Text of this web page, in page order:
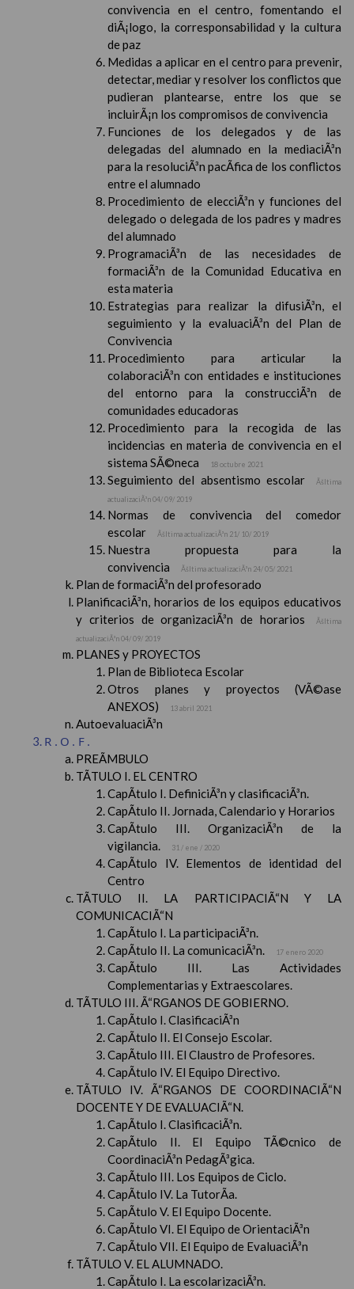
convivencia en el centro, fomentando el
diÃ¡logo, la corresponsabilidad y la cultura
de paz
Medidas a aplicar en el centro para prevenir,
detectar, mediar y resolver los conflictos que
pudieran plantearse, entre los que se
incluirÃ¡n los compromisos de convivencia
Funciones de los delegados y de las
delegadas del alumnado en la mediaciÃ³n
para la resoluciÃ³n pacÃ­fica de los conflictos
entre el alumnado
Procedimiento de elecciÃ³n y funciones del
delegado o delegada de los padres y madres
del alumnado
ProgramaciÃ³n de las necesidades de
formaciÃ³n de la Comunidad Educativa en
esta materia
Estrategias para realizar la difusiÃ³n, el
seguimiento y la evaluaciÃ³n del Plan de
Convivencia
Procedimiento para articular la
colaboraciÃ³n con entidades e instituciones
del entorno para la construcciÃ³n de
comunidades educadoras
Procedimiento para la recogida de las
incidencias en materia de convivencia en el
sistema SÃ©neca
18 octubre 2021
Seguimiento del absentismo escolar
Ãšltima
actualizaciÃ³n 04/ 09/ 2019
Normas de convivencia del comedor
escolar
Ãšltima actualizaciÃ³n 21/ 10/ 2019
Nuestra propuesta para la
convivencia
Ãšltima actualizaciÃ³n 24/ 05/ 2021
Plan de formaciÃ³n del profesorado
PlanificaciÃ³n, horarios de los equipos educativos
y criterios de organizaciÃ³n de horarios
Ãšltima
actualizaciÃ³n 04/ 09/ 2019
PLANES y PROYECTOS
Plan de Biblioteca Escolar
Otros planes y proyectos (VÃ©ase
ANEXOS)
13 abril 2021
AutoevaluaciÃ³n
R.O.F.
PREÃMBULO
TÃTULO I. EL CENTRO
CapÃ­tulo I. DefiniciÃ³n y clasificaciÃ³n.
CapÃ­tulo II. Jornada, Calendario y Horarios
CapÃ­tulo III. OrganizaciÃ³n de la
vigilancia.
31 / ene / 2020
CapÃ­tulo IV. Elementos de identidad del
Centro
TÃTULO II. LA PARTICIPACIÃ“N Y LA
COMUNICACIÃ“N
CapÃ­tulo I. La participaciÃ³n.
CapÃ­tulo II. La comunicaciÃ³n.
17 enero 2020
CapÃ­tulo III. Las Actividades
Complementarias y Extraescolares.
TÃTULO III. Ã“RGANOS DE GOBIERNO.
CapÃ­tulo I. ClasificaciÃ³n
CapÃ­tulo II. El Consejo Escolar.
CapÃ­tulo III. El Claustro de Profesores.
CapÃ­tulo IV. El Equipo Directivo.
TÃTULO IV. Ã“RGANOS DE COORDINACIÃ“N
DOCENTE Y DE EVALUACIÃ“N.
CapÃ­tulo I. ClasificaciÃ³n.
CapÃ­tulo II. El Equipo TÃ©cnico de
CoordinaciÃ³n PedagÃ³gica.
CapÃ­tulo III. Los Equipos de Ciclo.
CapÃ­tulo IV. La TutorÃ­a.
CapÃ­tulo V. El Equipo Docente.
CapÃ­tulo VI. El Equipo de OrientaciÃ³n
CapÃ­tulo VII. El Equipo de EvaluaciÃ³n
TÃTULO V. EL ALUMNADO.
CapÃ­tulo I. La escolarizaciÃ³n.